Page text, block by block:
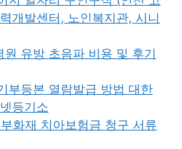
개발센터, 노인복지관, 시니
원 유방 초음파 비용 및 후기
부등본 열람발급 방법 대한
등기소
화재 치아보험금 청구 서류